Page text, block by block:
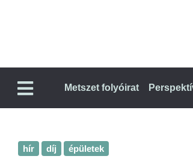
Metszet folyóirat
hír díj épületek